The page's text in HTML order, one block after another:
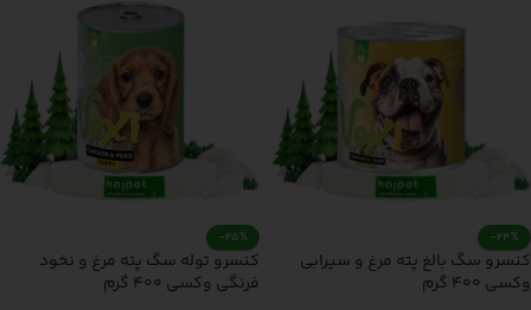
-24%
کنسرو سگ بالغ پته مرغ و سیرابی
وکسی 400 گرم
-25%
کنسرو توله سگ پته مرغ و نخود
فرنگی وکسی 400 گرم